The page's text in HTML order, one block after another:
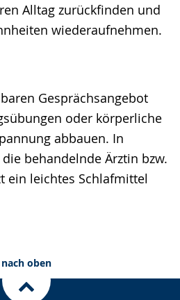
Alltag zurückfinden und
wiederaufnehmen.
Gesprächsangebot
oder körperliche
abbauen. In
behandelnde Ärztin bzw.
ein leichtes Schlafmittel
nach oben